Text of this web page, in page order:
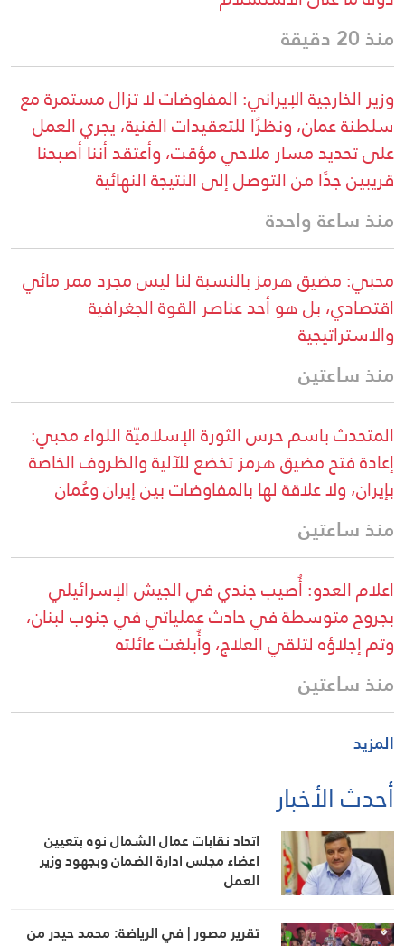
منذ 20 دقيقة
وزير الخارجية الإيراني: المفاوضات لا تزال مستمرة مع
سلطنة عمان، ونظرًا للتعقيدات الفنية، يجري العمل
على تحديد مسار ملاحي مؤقت، وأعتقد أننا أصبحنا
قريبين جدًا من التوصل إلى النتيجة النهائية
منذ ساعة واحدة
محبي: مضيق هرمز بالنسبة لنا ليس مجرد ممر مائي
اقتصادي، بل هو أحد عناصر القوة الجغرافية
والاستراتيجية
منذ ساعتين
المتحدث باسم حرس الثورة الإسلاميّة اللواء محبي:
إعادة فتح مضيق هرمز تخضع للآلية والظروف الخاصة
بإيران، ولا علاقة لها بالمفاوضات بين إيران وعُمان
منذ ساعتين
اعلام العدو: أُصيب جندي في الجيش الإسرائيلي
بجروح متوسطة في حادث عملياتي في جنوب لبنان،
وتم إجلاؤه لتلقي العلاج، وأُبلغت عائلته
منذ ساعتين
المزيد
أحدث الأخبار
اتحاد نقابات عمال الشمال نوه بتعيين
اعضاء مجلس ادارة الضمان وبجهود وزير
العمل
تقرير مصور | في الرياضة: محمد حيدر من